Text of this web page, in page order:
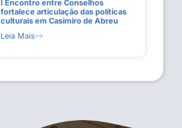
I Encontro entre Conselhos
fortalece articulação das políticas
culturais em Casimiro de Abreu
Leia Mais